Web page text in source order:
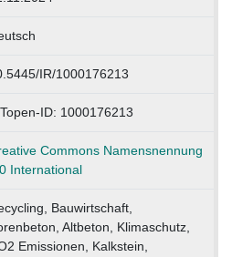
IR/1000176213
ID: 1000176213
Commons Namensnennung
International
Bauwirtschaft,
Altbeton, Klimaschutz,
Emissionen, Kalkstein,